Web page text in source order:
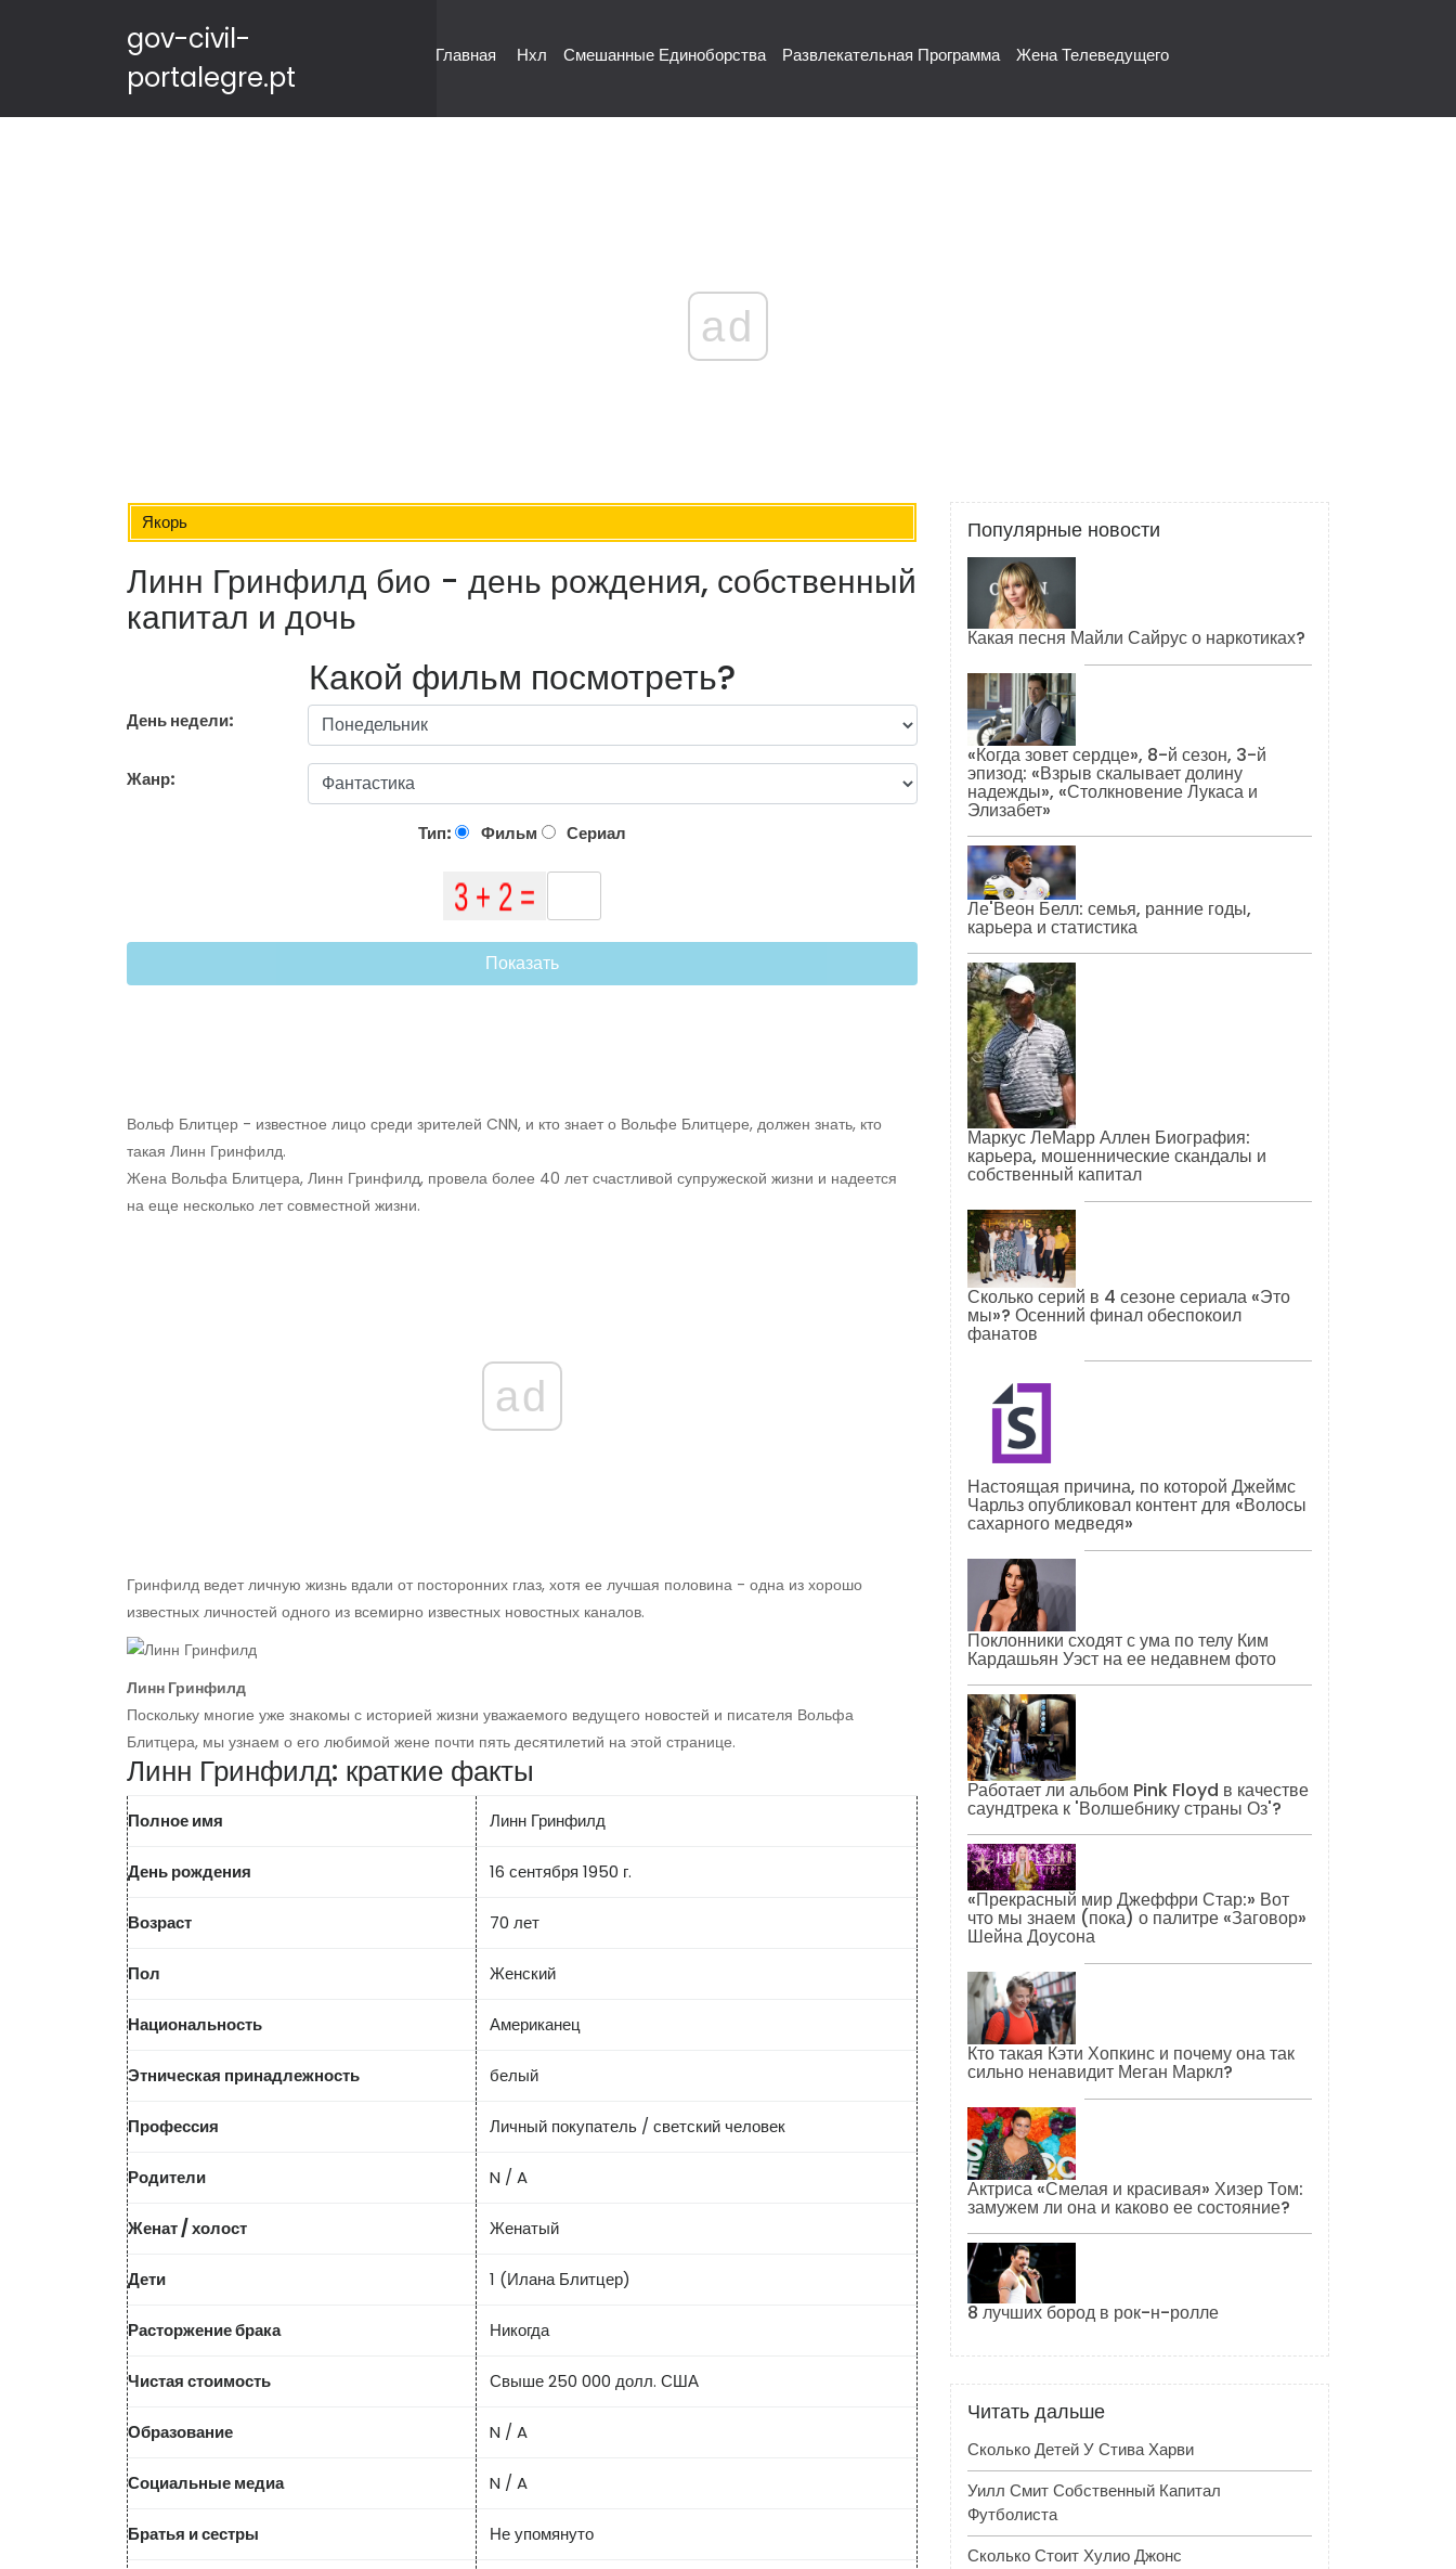
gov-civil-
portalegre.pt
Главная Нхл Смешанные Единоборства Развлекательная Программа Жена Телеведущего
ad
Якорь
Линн Гринфилд био - день рождения, собственный
капитал и дочь
Какой фильм посмотреть?
День недели:
Жанр:
Тип: Фильм Сериал
Показать
Вольф Блитцер - известное лицо среди зрителей CNN, и кто знает о Вольфе Блитцере, должен знать, кто
такая Линн Гринфилд.
Жена Вольфа Блитцера, Линн Гринфилд, провела более 40 лет счастливой супружеской жизни и надеется
на еще несколько лет совместной жизни.
ad
Гринфилд ведет личную жизнь вдали от посторонних глаз, хотя ее лучшая половина - одна из хорошо
известных личностей одного из всемирно известных новостных каналов.
Линн Гринфилд
Поскольку многие уже знакомы с историей жизни уважаемого ведущего новостей и писателя Вольфа
Блитцера, мы узнаем о его любимой жене почти пять десятилетий на этой странице.
Линн Гринфилд: краткие факты
Полное имя Линн Гринфилд
День рождения 16 сентября 1950 г.
Возраст 70 лет
Пол Женский
Национальность Американец
Этническая принадлежность белый
Профессия Личный покупатель / светский человек
Родители N / A
Женат / холост Женатый
Дети 1 (Илана Блитцер)
Расторжение брака Никогда
Чистая стоимость Свыше 250 000 долл. США
Образование N / A
Социальные медиа N / A
Братья и сестры Не упомянуто
Популярные новости
Какая песня Майли Сайрус о наркотиках?
«Когда зовет сердце», 8-й сезон, 3-й
эпизод: «Взрыв скалывает долину
надежды», «Столкновение Лукаса и
Элизабет»
Ле'Веон Белл: семья, ранние годы,
карьера и статистика
Маркус ЛеМарр Аллен Биография:
карьера, мошеннические скандалы и
собственный капитал
Сколько серий в 4 сезоне сериала «Это
мы»? Осенний финал обеспокоил
фанатов
Настоящая причина, по которой Джеймс
Чарльз опубликовал контент для «Волосы
сахарного медведя»
Поклонники сходят с ума по телу Ким
Кардашьян Уэст на ее недавнем фото
Работает ли альбом Pink Floyd в качестве
саундтрека к 'Волшебнику страны Оз'?
«Прекрасный мир Джеффри Стар:» Вот
что мы знаем (пока) о палитре «Заговор»
Шейна Доусона
Кто такая Кэти Хопкинс и почему она так
сильно ненавидит Меган Маркл?
Актриса «Смелая и красивая» Хизер Том:
замужем ли она и каково ее состояние?
8 лучших бород в рок-н-ролле
Читать дальше
Сколько Детей У Стива Харви
Уилл Смит Собственный Капитал
Футболиста
Сколько Стоит Хулио Джонс